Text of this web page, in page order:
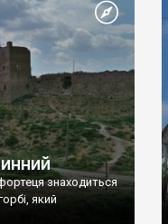
знаходиться
який